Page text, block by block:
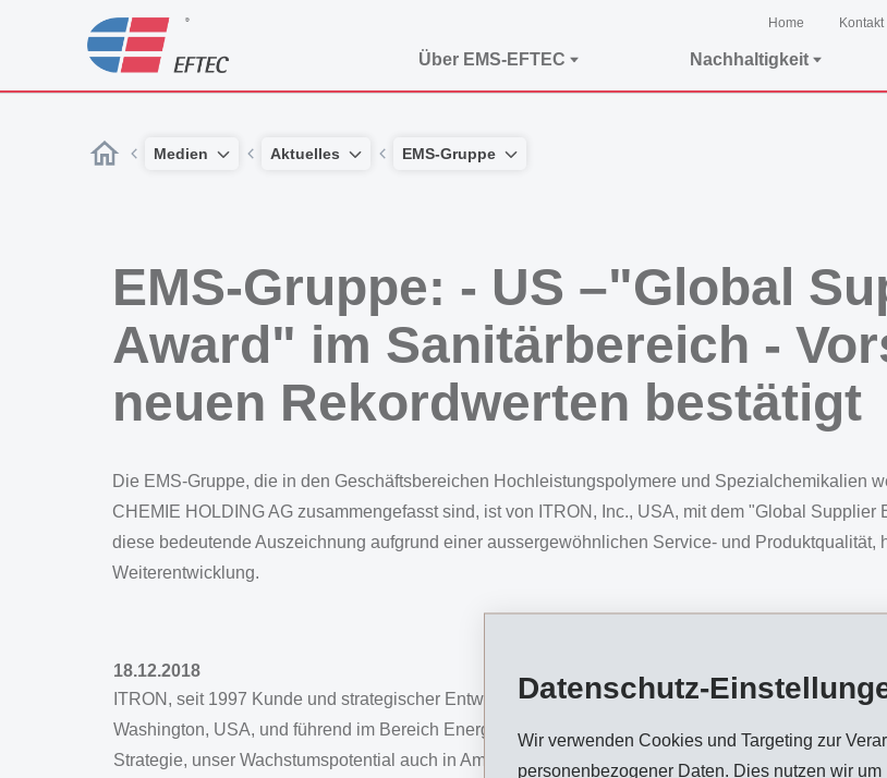
Datenschutz-
Wir verwenden Cookies und Targeting zur
personenbezogener Daten. Dies nutzen wir um
Home Kontakt
Über EMS-EFTEC Nachhaltigkeit
Medien Aktuelles EMS-Gruppe
EMS-Gruppe: - US –"Global
Award" im Sanitärbereich -
neuen Rekordwerten bestätigt
Die EMS-Gruppe, die in den Geschäftsbereichen Hochleistungspolymere und Spezialchemikalien
CHEMIE HOLDING AG zusammengefasst sind, ist von ITRON, Inc., USA, mit dem "Global
diese bedeutende Auszeichnung aufgrund einer aussergewöhnlichen Service- und
Weiterentwicklung.
18.12.2018
ITRON, seit 1997 Kunde und strategischer Entwicklungspartner von EMS, ist ein weltweites
Washington, USA, und führend im Bereich Energie- und Wasserressourcenmanagement. "Diese
Strategie, unser Wachstumspotential auch in Amerika weiter zu erschliessen", hält Magdalena